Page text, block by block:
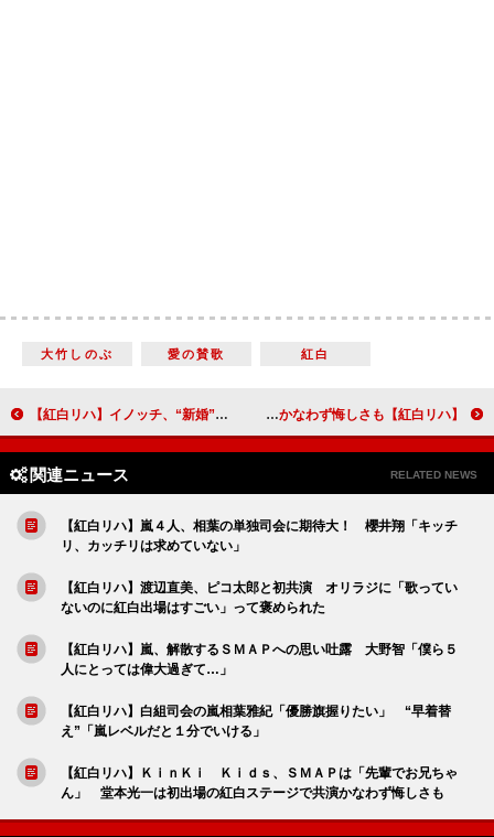
大竹しのぶ 愛の賛歌 紅白
【紅白リハ】イノッチ、“新婚”長野イジり？ 紅白司会先輩のつもりも「相葉くんから何も聞かれなかった…」 【紅白リハ】ＫｉｎＫｉ Ｋｉｄｓ、ＳＭＡＰは「先輩でお兄ちゃん」 堂本光一は初出場の紅白ステージで共演かなわず悔しさも
関連ニュース RELATED NEWS
【紅白リハ】嵐４人、相葉の単独司会に期待大！ 櫻井翔「キッチ
リ、カッチリは求めていない」
【紅白リハ】渡辺直美、ピコ太郎と初共演 オリラジに「歌ってい
ないのに紅白出場はすごい」って褒められた
【紅白リハ】嵐、解散するＳＭＡＰへの思い吐露 大野智「僕ら５
人にとっては偉大過ぎて…」
【紅白リハ】白組司会の嵐相葉雅紀「優勝旗握りたい」 “早着替
え”「嵐レベルだと１分でいける」
【紅白リハ】ＫｉｎＫｉ Ｋｉｄｓ、ＳＭＡＰは「先輩でお兄ちゃ
ん」 堂本光一は初出場の紅白ステージで共演かなわず悔しさも